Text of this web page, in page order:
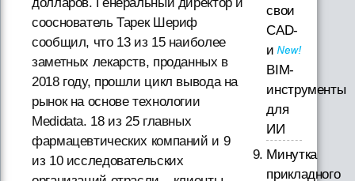
сооснователь Тарек Шериф
сообщил, что 13 из 15 наиболее
заметных лекарств, проданных в
2018 году, прошли цикл вывода на
рынок на основе технологии
Medidata. 18 из 25 главных
фармацевтических компаний и 9
из 10 исследовательских
свои
CAD-
и
BIM-
инструменты
для
ИИ
Минутка
прикладного